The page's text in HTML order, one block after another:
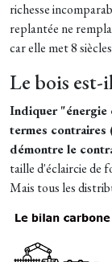
richesse
replantée ne
car elle met 8
Le bois est-
Indiquer "énergie
termes contraires
démontre le
taille d'éclaircie de
Mais tous les